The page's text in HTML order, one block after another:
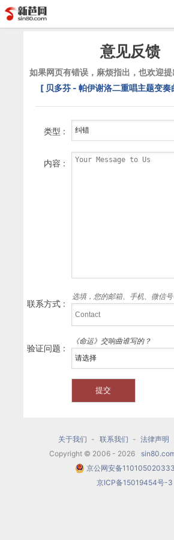
意见反馈
如果网页有错误，麻烦指出，也欢迎
[ 贝多芬 - 帕伊谢洛二重唱主题变
类型 :
内容 :
联系方式 :
选填，您的邮箱、手机、微信号
验证问题 :
《命运》交响曲谁写的？
关于我们 - 联系我们 - 法律声明
Copyright © 2006 - 2026
京公网安备
京ICP备15019454号-3